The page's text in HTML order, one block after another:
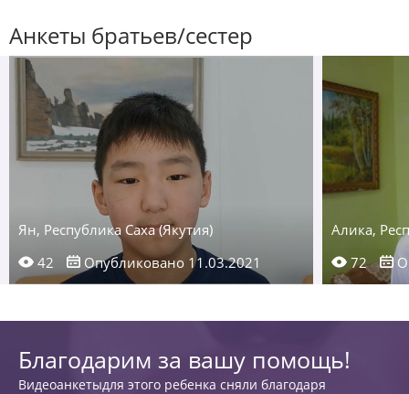
Анкеты братьев/сестер
Ян, Республика Саха (Якутия)
42
Опубликовано 11.03.2021
Алика,
72
Благодарим за вашу помощь!
Видеоанкетыдля этого ребенка сняли благодаря